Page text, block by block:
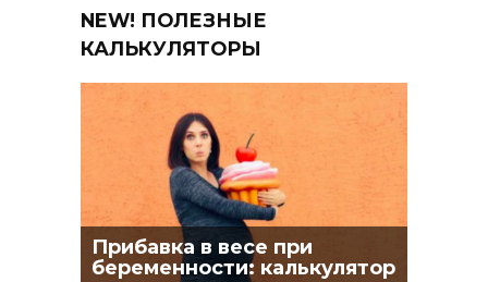
NEW! ПОЛЕЗНЫЕ
КАЛЬКУЛЯТОРЫ
Прибавка в весе при
беременности: калькулятор